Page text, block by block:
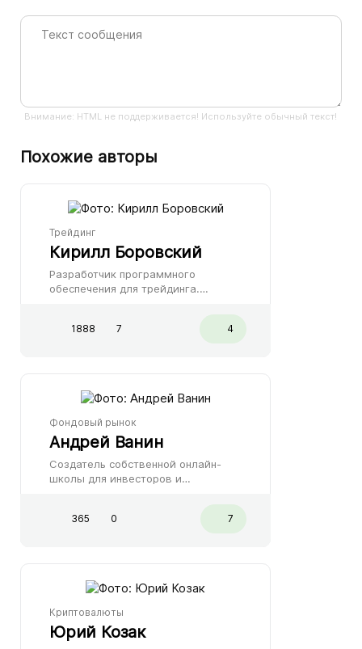
Внимание: HTML не поддерживается! Используйте обычный текст!
Похожие авторы
Трейдинг
Кирилл Боровский
Разработчик программного
обеспечения для трейдинга.
начинающих инвесторов.
1888 7 4
Фондовый рынок
Андрей Ванин
Создатель собственной онлайн-
школы для инвесторов и
сертификаты ФСФР (1.0 и 5.0).
365 0 7
Криптовалюты
Юрий Козак